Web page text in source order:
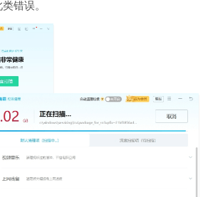
错误。